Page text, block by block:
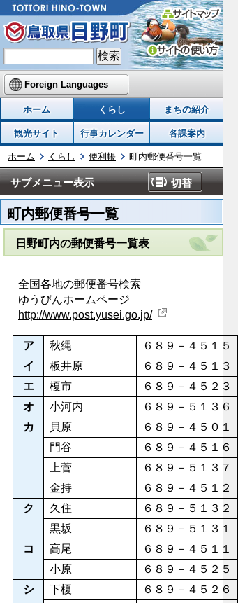
Foreign Languages
ホーム くらし まちの紹介
観光サイト 行事カレンダー 各課案内
ホーム くらし 便利帳 町内郵便番号一覧
サブメニュー表示 切替
町内郵便番号一覧
日野町内の郵便番号一覧表
全国各地の郵便番号検索
ゆうびんホームページ
http://www.post.yusei.go.jp/
ア 秋縄
６８９－４５１５
イ
板井原
６８９－４５１３
エ
榎市
６８９－４５２３
オ
小河内
６８９－５１３６
カ
貝原
６８９－４５０１
門谷
６８９－４５１６
上菅
６８９－５１３７
金持
６８９－４５１２
ク
久住
６８９－５１３２
黒坂
６８９－５１３１
コ
高尾
６８９－４５１１
小原
６８９－４５２５
シ
下榎
６８９－４５２６